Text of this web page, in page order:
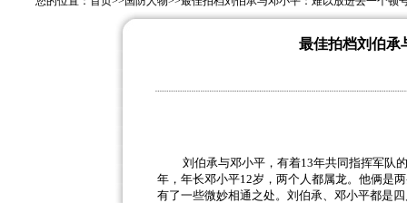
最佳拍档刘伯承
刘伯承与邓小平，有着13年共同指挥军队
年，年长邓小平12岁，两个人都属龙。他俩是
有了一些微妙相通之处。刘伯承、邓小平都是